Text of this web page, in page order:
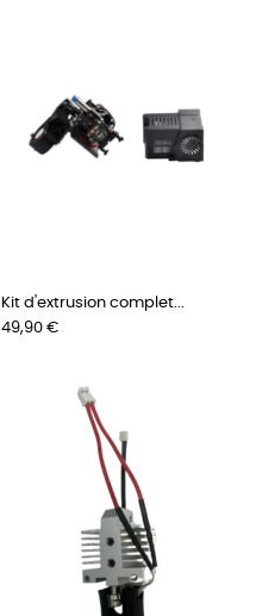
Kit d'extrusion complet...
Preis
49,90 €